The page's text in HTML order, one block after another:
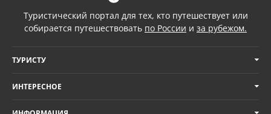
Туристический портал для тех, кто путешествует или
собирается путешествовать по России и за рубежом.
ТУРИСТУ
ИНТЕРЕСНОЕ